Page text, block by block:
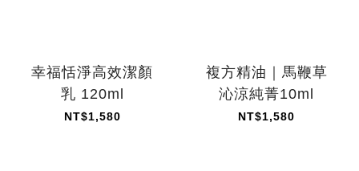
幸福恬淨高效潔顏
乳 120ml
NT$1,580
複方精油｜馬鞭草
沁涼純菁10ml
NT$1,580